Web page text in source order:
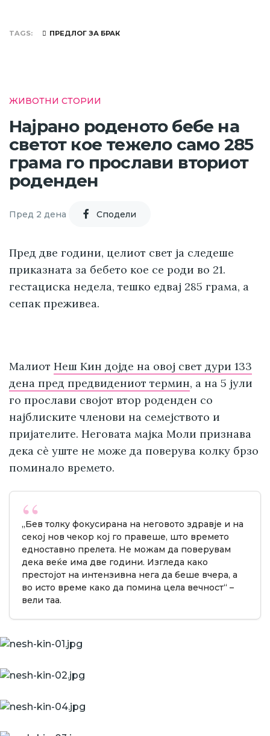
TAGS ПРЕДЛОГ ЗА БРАК
ЖИВОТНИ СТОРИИ
Најрано роденото бебе на
светот кое тежело само 285
грама го прослави вториот
роденден
Пред 2 дена Cподели
Пред две години, целиот свет ја следеше
приказната за бебето кое се роди во 21.
гестациска недела, тешко едвај 285 грама, а
сепак преживеа.
Малиот Неш Кин дојде на овој свет дури 133
дена пред предвидениот термин, а на 5 јули
го прослави својот втор роденден со
најблиските членови на семејството и
пријателите. Неговата мајка Моли признава
дека сè уште не може да поверува колку брзо
поминало времето.
„Бев толку фокусирана на неговото здравје и на
секој нов чекор кој го правеше, што времето
едноставно прелета. Не можам да поверувам
дека веќе има две години. Изгледа како
престојот на интензивна нега да беше вчера, а
во исто време како да помина цела вечност“ –
вели таа.